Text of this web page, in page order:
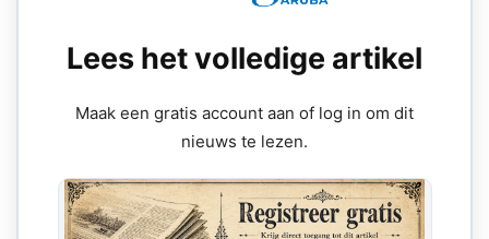
Lees het volledige artikel
Maak een gratis account aan of log in om dit
nieuws te lezen.